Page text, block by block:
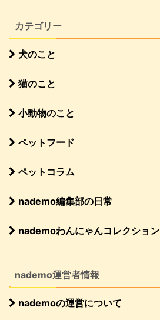
カテゴリー
犬のこと
猫のこと
小動物のこと
ペットフード
ペットコラム
nademo編集部の日常
nademoわんにゃんコレクション
nademo運営者情報
nademoの運営について